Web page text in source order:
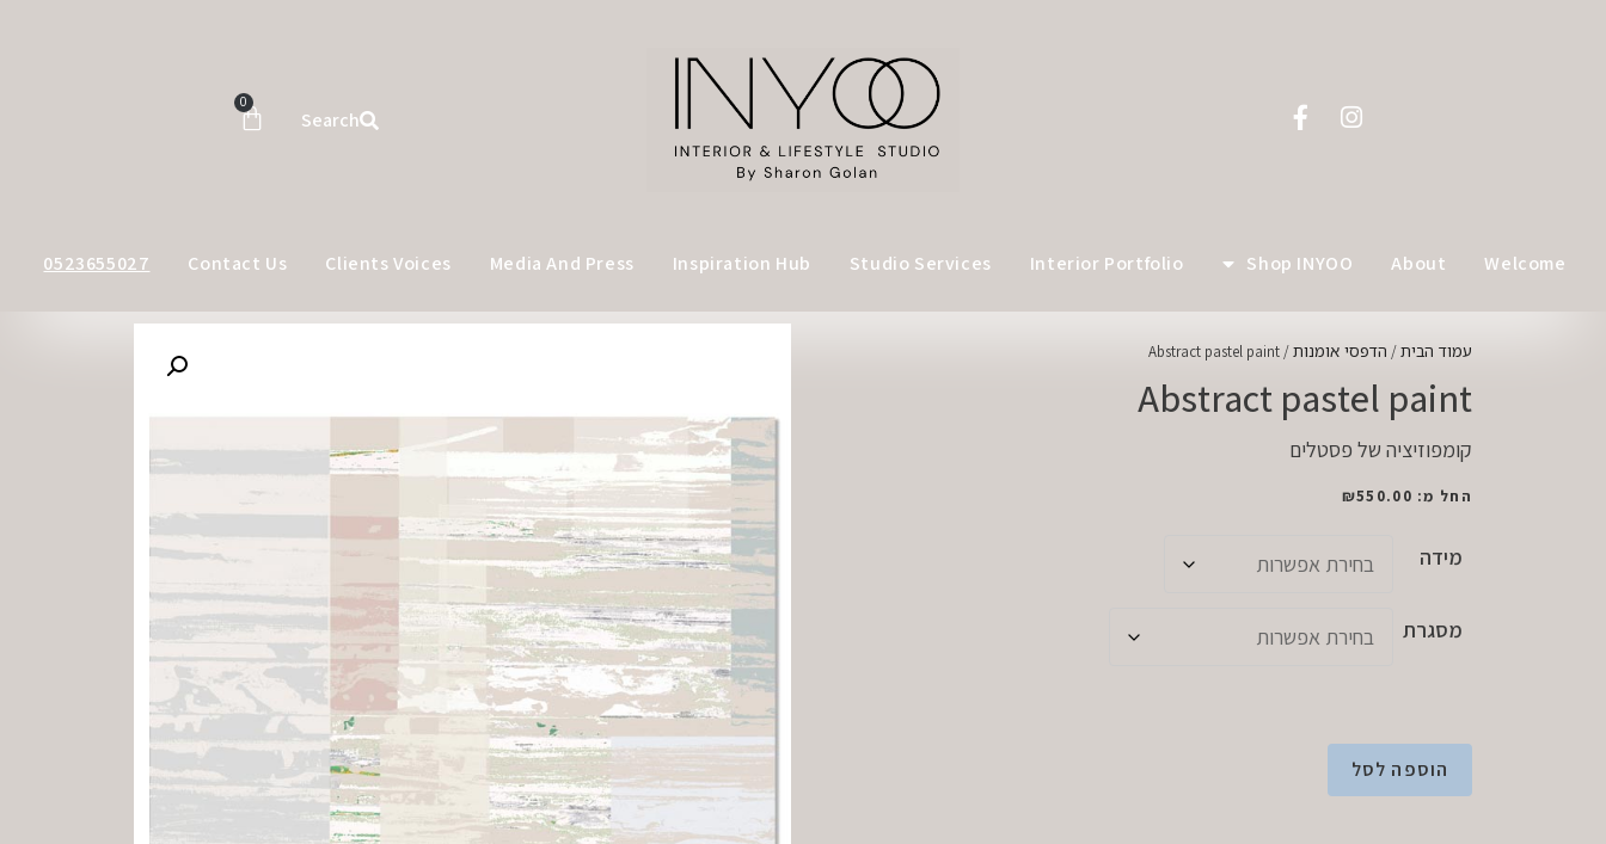
Search
0
Welcome
About
Shop INYOO
Interior Portfolio
Studio Services
Inspiration Hub
Media And Press
Clients Voices
Contact Us
0523655027
עמוד הבית/ הדפסי אומנות/ Abstract pastel paint
Abstract pastel paint
קומפוזיציה של פסטלים
החל מ: ₪550.00
מידה
מסגרת
הוספה לסל